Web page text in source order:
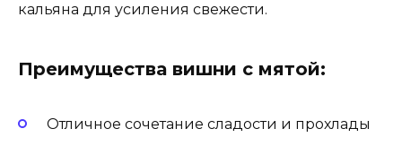
кальяна для усиления свежести.
Преимущества вишни с мятой:
Отличное сочетание сладости и прохлады